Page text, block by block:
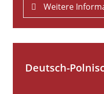
Weitere
Deutsch-